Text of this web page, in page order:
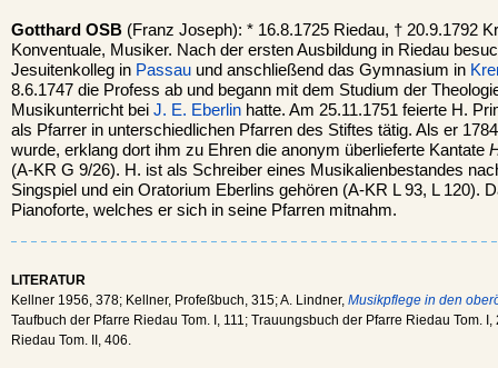
Gotthard OSB (Franz Joseph): * 16.8.1725 Riedau, † 20.9.1792
Konventuale, Musiker. Nach der ersten Ausbildung in Riedau
Jesuitenkolleg in Passau und anschließend das Gymnasium in
8.6.1747 die Profess ab und begann mit dem Studium der
Musikunterricht bei J. E. Eberlin hatte. Am 25.11.1751 feierte H.
als Pfarrer in unterschiedlichen Pfarren des Stiftes tätig. Als er
wurde, erklang dort ihm zu Ehren die anonym überlieferte Kantate
(A-KR G 9/26). H. ist als Schreiber eines Musikalienbestandes
Singspiel und ein Oratorium Eberlins gehören (A-KR L 93, L 120).
Pianoforte, welches er sich in seine Pfarren mitnahm.
LITERATUR
Kellner 1956, 378; Kellner, Profeßbuch, 315; A. Lindner, Musikpflege in den
Taufbuch der Pfarre Riedau Tom. I, 111; Trauungsbuch der Pfarre Riedau Tom.
Riedau Tom. II, 406.